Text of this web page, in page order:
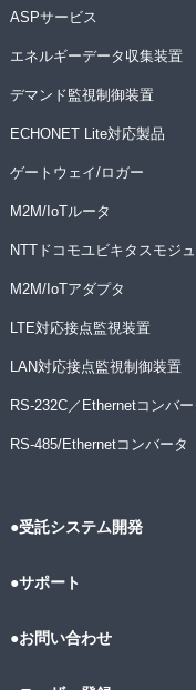
ASPサービス
エネルギーデータ収集装置
デマンド監視制御装置
ECHONET Lite対応製品
ゲートウェイ/ロガー
M2M/IoTルータ
NTTドコモユビキタスモジ
M2M/IoTアダプタ
LTE対応接点監視装置
LAN対応接点監視制御装置
RS-232C／Ethernetコンバー
RS-485/Ethernetコンバータ
●受託システム開発
●サポート
●お問い合わせ